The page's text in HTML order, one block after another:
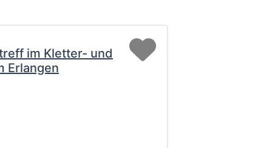
im Kletter- und
Erlangen
Favorit